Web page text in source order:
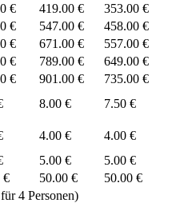
€ 419.00 €
353.00 €
€ 547.00 €
458.00 €
€ 671.00 €
557.00 €
€ 789.00 €
649.00 €
€ 901.00 €
735.00 €
8.00 €
7.50 €
4.00 €
4.00 €
5.00 €
5.00 €
€ 50.00 €
50.00 €
4 Personen)